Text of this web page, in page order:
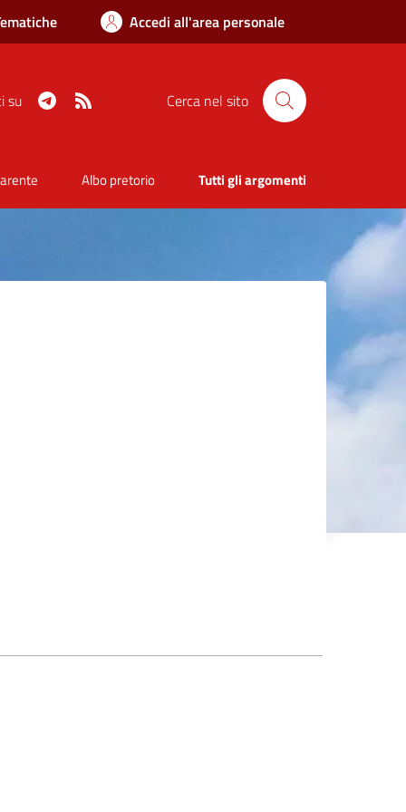
Accedi all'area personale
su Telegram Cerca nel sito
Albo pretorio Tutti gli argomenti